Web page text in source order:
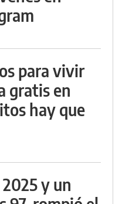
para vivir
gratis en
hay que
y un